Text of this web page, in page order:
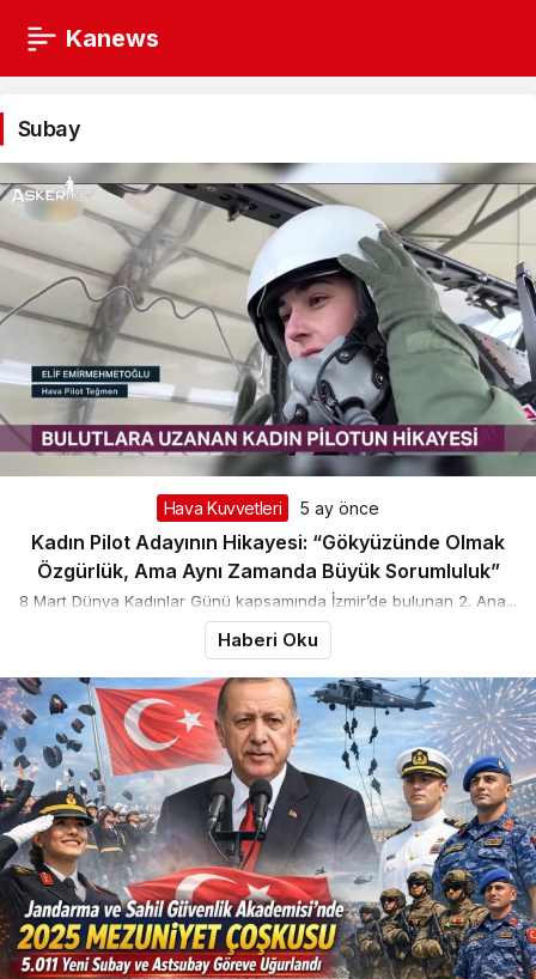
Kanews
Subay
Haberleri
Subay
Hava Kuvvetleri 5 ay önce
Kadın Pilot Adayının Hikayesi: “Gökyüzünde Olmak
Özgürlük, Ama Aynı Zamanda Büyük Sorumluluk”
8 Mart Dünya Kadınlar Günü kapsamında İzmir’de bulunan 2. Ana...
Haberi Oku